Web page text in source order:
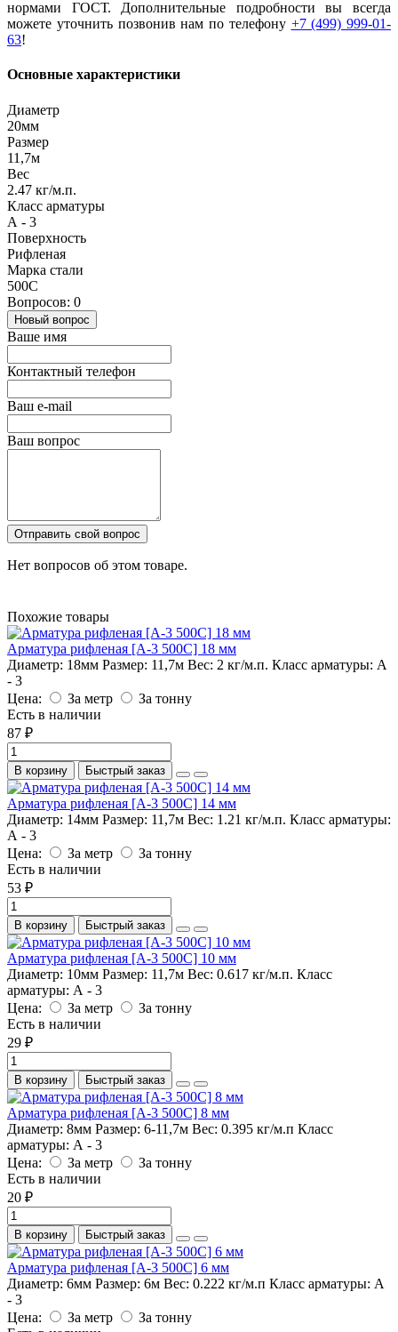
нормами ГОСТ. Дополнительные подробности вы всегда
можете уточнить позвонив нам по телефону +7 (499) 999-01-
63!
Основные характеристики
Диаметр
20мм
Размер
11,7м
Вес
2.47 кг/м.п.
Класс арматуры
А - 3
Поверхность
Рифленая
Марка стали
500С
Вопросов: 0
Новый вопрос
Ваше имя
Контактный телефон
Ваш e-mail
Ваш вопрос
Отправить свой вопрос
Нет вопросов об этом товаре.
Похожие товары
Арматура рифленая [А-3 500С] 18 мм
Диаметр: 18мм Размер: 11,7м Вес: 2 кг/м.п. Класс арматуры: А
- 3
Цена:
За метр
За тонну
Есть в наличии
87 ₽
В корзину Быстрый заказ
Арматура рифленая [А-3 500С] 14 мм
Диаметр: 14мм Размер: 11,7м Вес: 1.21 кг/м.п. Класс арматуры:
А - 3
Цена:
За метр
За тонну
Есть в наличии
53 ₽
В корзину Быстрый заказ
Арматура рифленая [А-3 500С] 10 мм
Диаметр: 10мм Размер: 11,7м Вес: 0.617 кг/м.п. Класс
арматуры: А - 3
Цена:
За метр
За тонну
Есть в наличии
29 ₽
В корзину Быстрый заказ
Арматура рифленая [А-3 500С] 8 мм
Диаметр: 8мм Размер: 6-11,7м Вес: 0.395 кг/м.п Класс
арматуры: А - 3
Цена:
За метр
За тонну
Есть в наличии
20 ₽
В корзину Быстрый заказ
Арматура рифленая [А-3 500С] 6 мм
Диаметр: 6мм Размер: 6м Вес: 0.222 кг/м.п Класс арматуры: А
- 3
Цена:
За метр
За тонну